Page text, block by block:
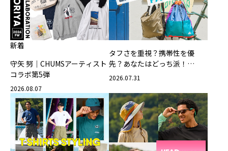
新着
守矢 努｜CHUMSアーティスト
コラボ第5弾
2026.08.07
タフさを重視？携帯性を優
先？あなたはどっち派！
CHUMSの軽量バッグ
2026.07.31